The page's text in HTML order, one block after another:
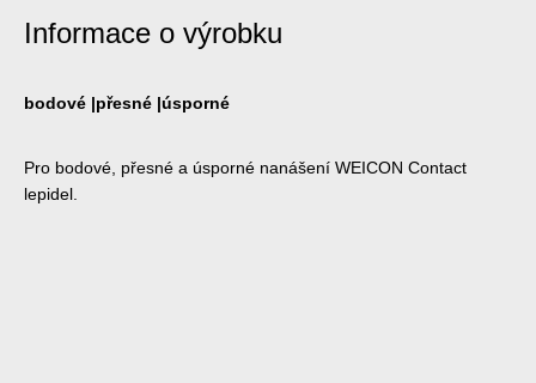
Informace o výrobku
bodové |přesné |úsporné
Pro bodové, přesné a úsporné nanášení WEICON Contact
lepidel.